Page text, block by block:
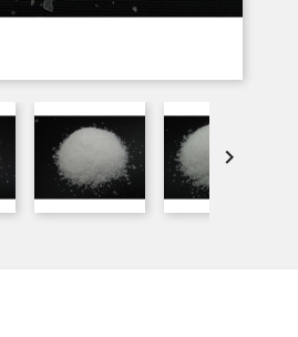
